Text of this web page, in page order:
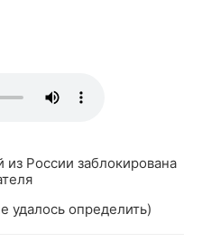
из России заблокирована
удалось определить)